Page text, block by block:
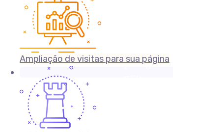
Ampliação de visitas para sua página